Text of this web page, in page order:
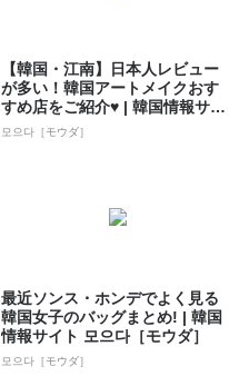
【韓国・江南】日本人レビュー
が多い！韓国アートメイクおす
すめ店をご紹介♥ | 韓国情報サイ
ト 모으...
모으다［モウダ］
最近ソンス・ホンデでよく見る
韓国女子のバッグまとめ! | 韓国
情報サイト 모으다［モウダ］
모으다［モウダ］